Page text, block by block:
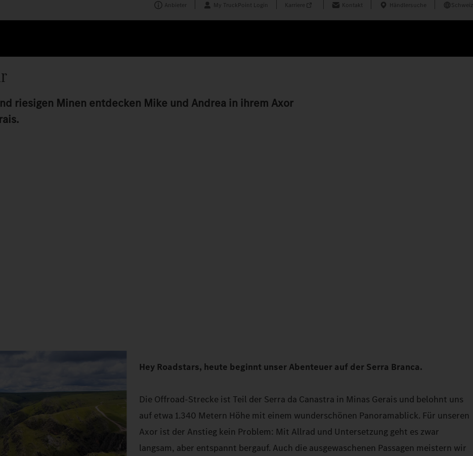
Anbieter My TruckPoint Login Karriere Kontakt Händlersuche Schweiz
riesigen Minen entdecken Mike und Andrea in ihrem Axor
Hey Roadstars, heute beginnt unser Abenteuer auf der Serra Branca.
Die Offroad-Strecke ist Teil der Serra da Canastra in Minas Gerais und belohnt uns
auf etwa 1.340 Metern Höhe mit einem wunderschönen Panoramablick. Für unseren
Axor ist der Anstieg kein Problem: Mit Allrad und Untersetzung geht es zwar
langsam, aber entspannt bergauf. Auch die ausgewaschenen Passagen meistern wir